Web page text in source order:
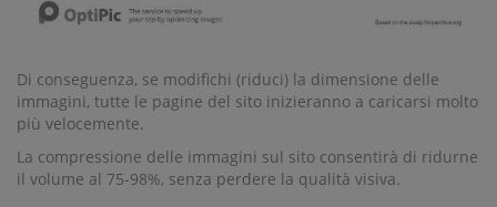
Di conseguenza, se modifichi (riduci) la dimensione delle
immagini, tutte le pagine del sito inizieranno a caricarsi molto
più velocemente.
La compressione delle immagini sul sito consentirà di ridurne
il volume al 75-98%, senza perdere la qualità visiva.